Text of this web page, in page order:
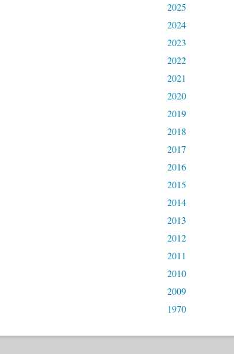
2025
2024
2023
2022
2021
2020
2019
2018
2017
2016
2015
2014
2013
2012
2011
2010
2009
1970